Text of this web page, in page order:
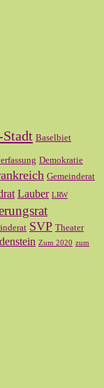
Baselbiet
Demokratie
Gemeinderat
Lauber LRW
SVP Theater
Zum 2020 zum